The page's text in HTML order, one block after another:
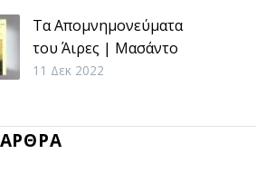
Τα Απομνημονεύματα
του Άιρες | Μασάντο
ντε Ασίς
τότε που η Βραζιλία
11 Δεκ 2022